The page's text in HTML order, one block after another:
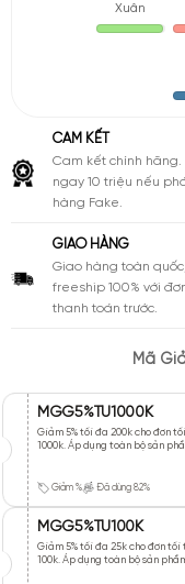
Xuân
CAM KẾT
Cam kết chính hãng.
ngay 10 triệu nếu
hàng Fake.
GIAO HÀNG
Giao hàng toàn quốc,
freeship 100% với
thanh toán trước.
Mã
MGG5%TU1000K
Giảm 5% tối đa 200k cho đơn
1000k. Áp dụng toàn bộ sản
Giảm % Đã dùng 82%
MGG5%TU100K
Giảm 5% tối đa 25k cho đơn tối
100k. Áp dụng toàn bộ sản